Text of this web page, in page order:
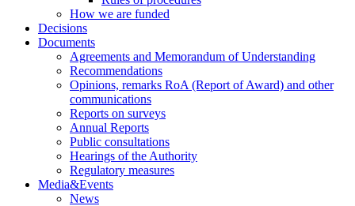
How we are funded
Decisions
Documents
Agreements and Memorandum of Understanding
Recommendations
Opinions, remarks RoA (Report of Award) and other
communications
Reports on surveys
Annual Reports
Public consultations
Hearings of the Authority
Regulatory measures
Media&Events
News